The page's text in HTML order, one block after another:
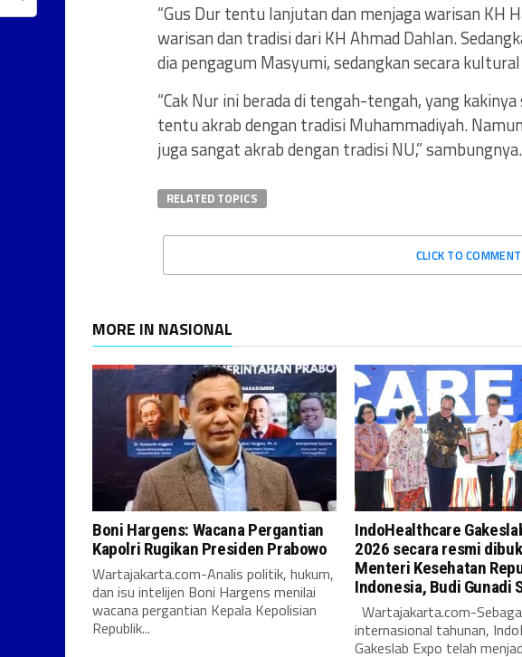
“Gus Dur tentu lanjutan dan menjaga warisan KH
warisan dan tradisi dari KH Ahmad Dahlan.
dia pengagum Masyumi, sedangkan secara
“Cak Nur ini berada di tengah-tengah, yang
tentu akrab dengan tradisi Muhammadiyah.
juga sangat akrab dengan tradisi NU,” sambungnya.
RELATED TOPICS
CLICK TO COMMENT
MORE IN NASIONAL
Boni Hargens: Wacana Pergantian
Kapolri Rugikan Presiden Prabowo
Wartajakarta.com-Analis politik, hukum,
dan isu intelijen Boni Hargens menilai
wacana pergantian Kepala Kepolisian
Republik...
IndoHealthcare
2026 secara resmi
Menteri Kesehatan
Indonesia, Budi Gunadi
Wartajakarta.com-
internasional tahunan,
Gakeslab Expo telah